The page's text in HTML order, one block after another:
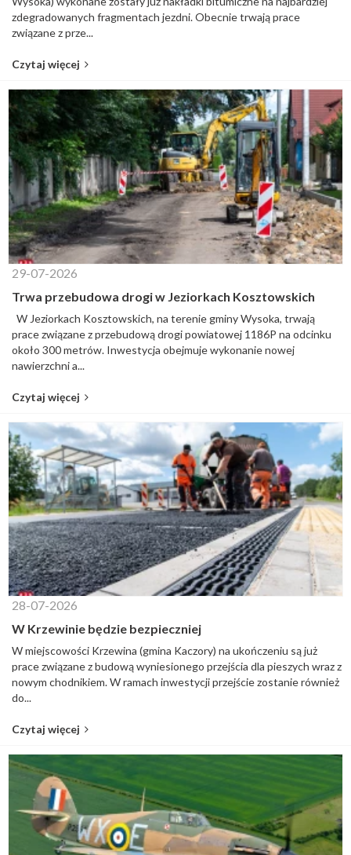
zdegradowanych fragmentach jezdni. Obecnie trwają prace
związane z prze...
Czytaj więcej
29-07-2026
Trwa przebudowa drogi w Jeziorkach Kosztowskich
W Jeziorkach Kosztowskich, na terenie gminy Wysoka, trwają
prace związane z przebudową drogi powiatowej 1186P na odcinku
około 300 metrów. Inwestycja obejmuje wykonanie nowej
nawierzchni a...
Czytaj więcej
28-07-2026
W Krzewinie będzie bezpieczniej
W miejscowości Krzewina (gmina Kaczory) na ukończeniu są już
prace związane z budową wyniesionego przejścia dla pieszych wraz z
nowym chodnikiem. W ramach inwestycji przejście zostanie również
do...
Czytaj więcej